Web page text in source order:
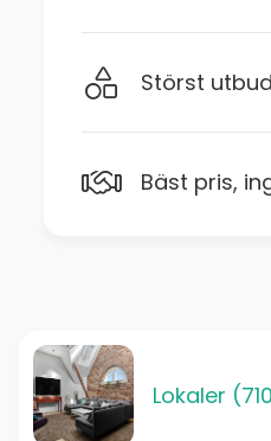
Störst
Bäst pris,
Lokaler